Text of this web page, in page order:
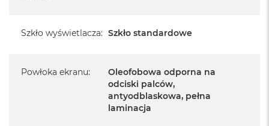
Szkło wyświetlacza: Szkło standardowe
Powłoka ekranu:
Oleofobowa odporna na
odciski palców,
antyodblaskowa, pełna
laminacja